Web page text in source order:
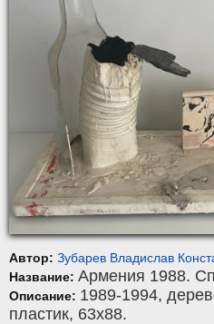
Автор: Зубарев Владислав
Название: Армения 1988.
Описание: 1989-1994,
пластик, 63x88.